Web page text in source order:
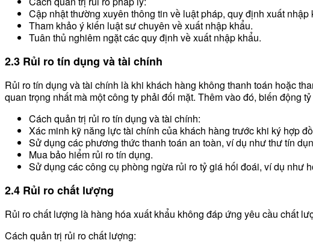
Cập nhật thường xuyên thông tin về luật pháp, quy định xuất nhập
Tham khảo ý kiến luật sư chuyên về xuất nhập khẩu.
Tuân thủ nghiêm ngặt các quy định về xuất nhập khẩu.
2.3 Rủi ro tín dụng và tài chính
Rủi ro tín dụng và tài chính là khi khách hàng không thanh toán hoặc
quan trọng nhất mà một công ty phải đối mặt. Thêm vào đó, biến động
Cách quản trị rủi ro tín dụng và tài chính:
Xác minh kỹ năng lực tài chính của khách hàng trước khi ký hợp
Sử dụng các phương thức thanh toán an toàn, ví dụ như thư tín
Mua bảo hiểm rủi ro tín dụng.
Sử dụng các công cụ phòng ngừa rủi ro tỷ giá hối đoái, ví dụ như
2.4 Rủi ro chất lượng
Rủi ro chất lượng là hàng hóa xuất khẩu không đáp ứng yêu cầu chất
Cách quản trị rủi ro chất lượng: